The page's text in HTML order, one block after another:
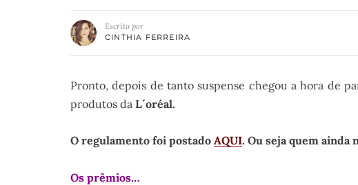
Escrito por
CINTHIA FERREIRA
Pronto, depois de tanto suspense chegou a hora de
produtos da L´oréal.
O regulamento foi postado AQUI. Ou seja quem ainda
Os prêmios…